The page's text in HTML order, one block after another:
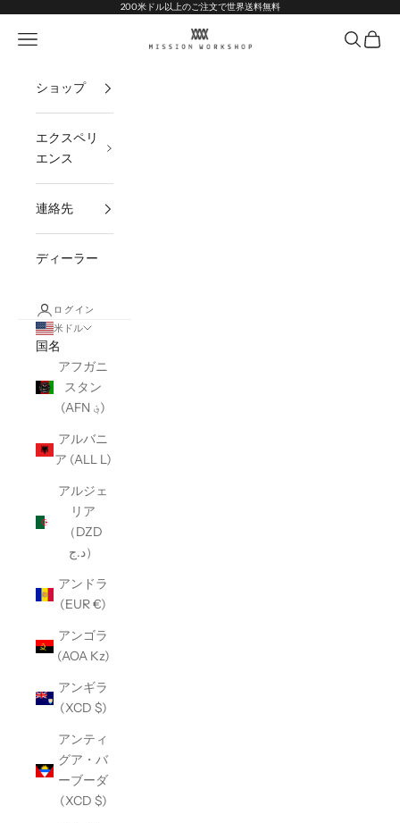
コンテンツへスキップ
Go to Accessibility Statement200米ドル以上のご注文で世界送料無料
MISSION WORKSHOP
ナビゲーションメニューを開く オープン
オー
ショップ
エクスペリ
エンス
連絡先
ディーラー
ログイン
米ドル
国名
アフガニ
スタン
(AFN ؋)
アルバニ
ア (ALL L)
アルジェ
リア
（DZD
د.ج）
アンドラ
(EUR €)
アンゴラ
(AOA Kz)
アンギラ
(XCD $)
アンティ
グア・バ
ーブーダ
(XCD $)